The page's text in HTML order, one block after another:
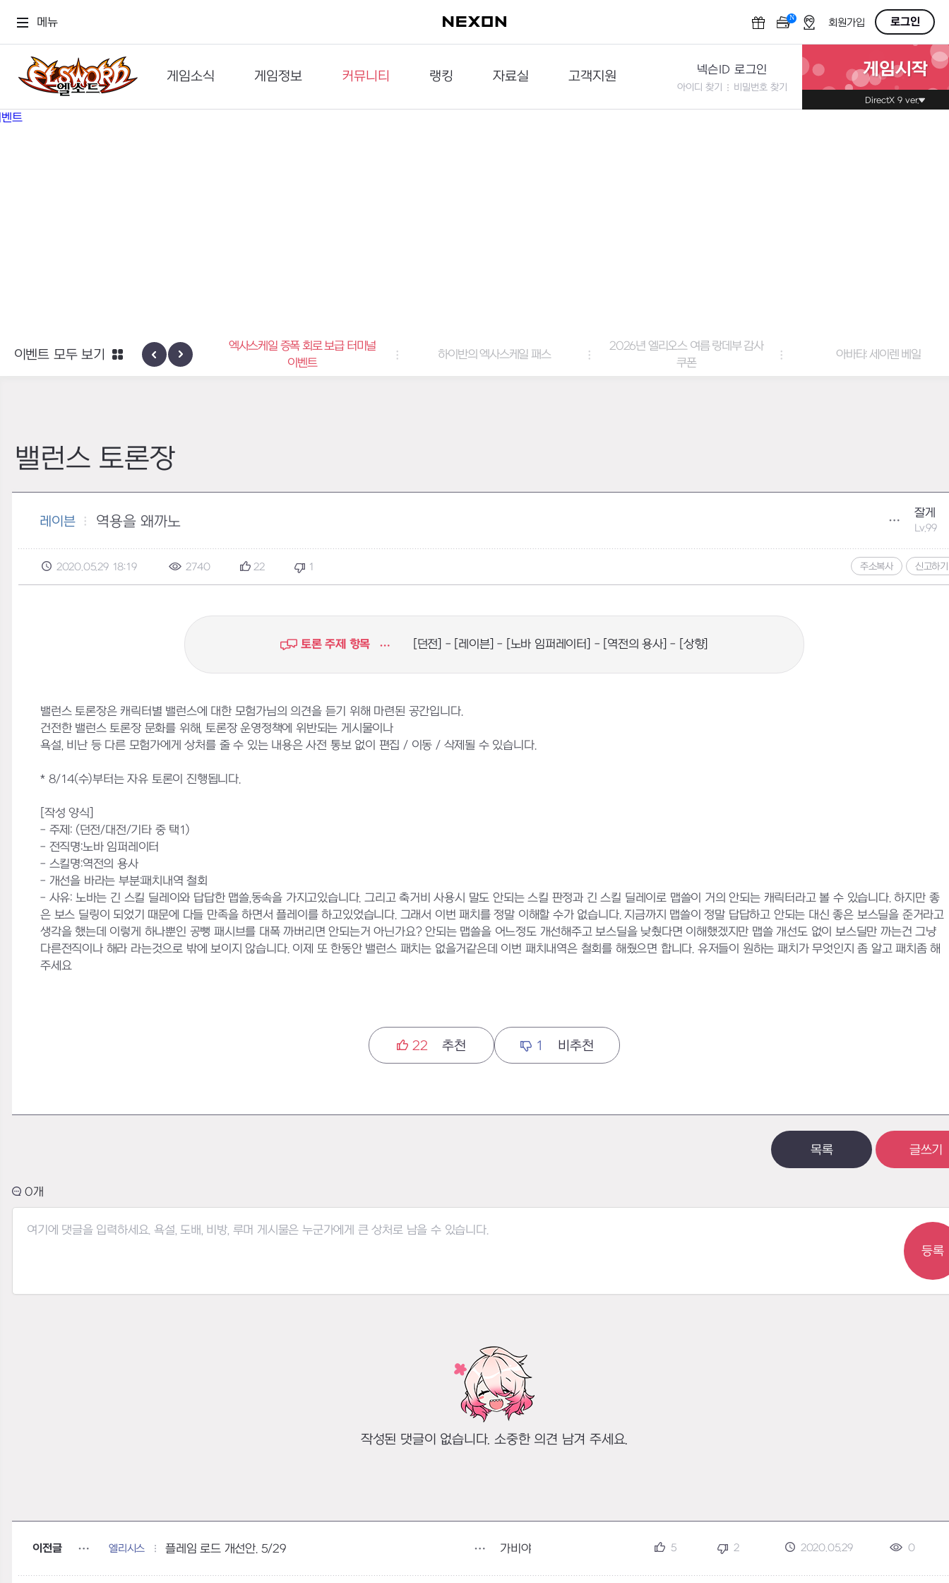
메뉴 N OFF회원가입 로그인
게임소식
공지사항
게임정보
세계관
커뮤니티
이슈게시판
랭킹
던전랭킹
자료실
다운로드
고객지원
문의하기
넥슨ID 로그인
아이디 찾기 비밀번호 찾기
게임시작
DirectX 9 ver.
신규 지역 네블론
엑사스케일 증폭 회로 보급 터미널
이벤트
하이반의 엑사스케일 패스
2026년 엘리오스 여름 랑데부 감사
쿠폰
아바타: 세이렌 베일
이벤트 모두 보기
밸런스 토론장
레이븐 역용을 왜까노
잘게
Lv.99
2020.05.29 18:19 2740 22 1 주소복사 신고하기
토론 주제 항목 [던전] - [레이븐] - [노바 임퍼레이터] - [역전의 용사] - [상향]
밸런스 토론장은 캐릭터별 밸런스에 대한 모험가님의 의견을 듣기 위해 마련된 공간입니다.
건전한 밸런스 토론장 문화를 위해, 토론장 운영정책에 위반되는 게시물이나
욕설, 비난 등 다른 모험가에게 상처를 줄 수 있는 내용은 사전 통보 없이 편집 / 이동 / 삭제될 수 있습니다.
* 8/14(수)부터는 자유 토론이 진행됩니다.
[작성 양식]
- 주제: (던전/대전/기타 중 택1)
- 전직명:노바 임퍼레이터
- 스킬명:역전의 용사
- 개선을 바라는 부분:패치내역 철회
- 사유: 노바는 긴 스킬 딜레이와 답답한 맵쓸,동속을 가지고있습니다. 그리고 축거비 사용시 말도 안되는 스킬 판정과 긴 스킬 딜레이로 맵쓸이 거의 안되는 캐릭터라고 볼 수 있습니다. 하지만 좋
은 보스 딜링이 되었기 때문에 다들 만족을 하면서 플레이를 하고있었습니다. 그래서 이번 패치를 정말 이해할 수가 없습니다. 지금까지 맵쓸이 정말 답답하고 안되는 대신 좋은 보스딜을 준거라고
생각을 했는데 이렇게 하나뿐인 공뻥 패시브를 대폭 까버리면 안되는거 아닌가요? 안되는 맵쓸을 어느정도 개선해주고 보스딜을 낮췄다면 이해했겠지만 맵쓸 개선도 없이 보스딜만 까는건 그냥
다른전직이나 해라 라는것으로 밖에 보이지 않습니다. 이제 또 한동안 밸런스 패치는 없을거같은데 이번 패치내역은 철회를 해줬으면 합니다. 유저들이 원하는 패치가 무엇인지 좀 알고 패치좀 해
주세요
22 추천 1 비추천
목록 글쓰기
0
등록
작성된 댓글이 없습니다. 소중한 의견 남겨 주세요.
이전글 엘리시스 플레임 로드 개선안. 5/29 가비야 5 2 2020.05.29 0